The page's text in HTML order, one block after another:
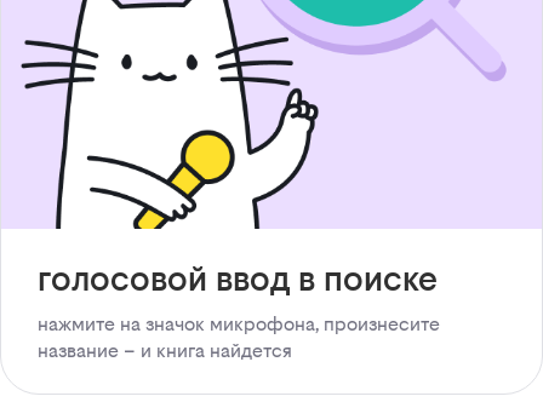
голосовой ввод в поиске
нажмите на значок микрофона, произнесите
название – и книга найдется